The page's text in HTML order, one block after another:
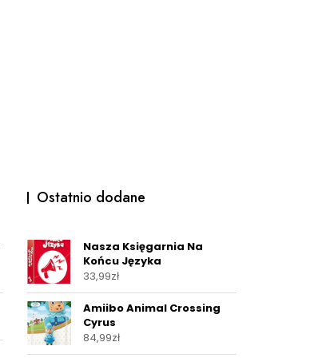
Ostatnio dodane
Nasza Księgarnia Na
Końcu Języka
33,99zł
Amiibo Animal Crossing
Cyrus
84,99zł